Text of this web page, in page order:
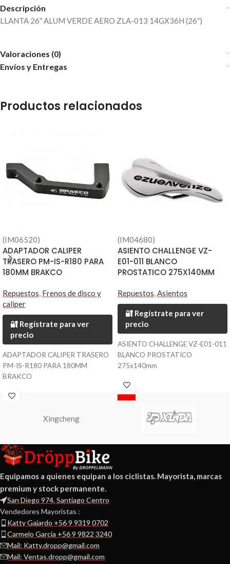
Descripción
LLANTA 26″ ALUM VERDE AERO ZLA-013 14GX36H (26″)
Valoraciones (0)
Envíos y Entregas
Productos relacionados
(IM06520)
ADAPTADOR CALIPER
TRASERO PM-IS-R180 PARA
180MM BRAKCO
Repuestos, Frenos de disco y
caliper
🔐 Regístrate para ver
precio
ADAPTADOR CALIPER TRASERO
PM-IS-R180 PARA 180MM
BRAKCO
(IM04680)
ASIENTO CHALLENGE VZ-
E01-011 BLANCO
PROSTATICO 275X140MM
Repuestos,Asientos
🔐 Regístrate para ver
precio
ASIENTO CHALLENGE VZ-E01-011
BLANCO PROSTATICO
275x140mm
Xingcheng
Equipamos a quienes equipan a los ciclistas. Mayorista, marcas
premium y stock permanente.
San Diego 974, Santiago Centro
Vendedores Mayoristas :
Katty Gajardo +56 9 9319 0702
Carmelo Garcia +56 9 9822 3240
Mail: Katty.dropp@gmail.com
Mail: Ventas.dropp@gmail.com